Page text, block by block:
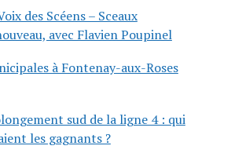
des Scéens – Sceaux
avec Flavien Poupinel
à Fontenay-aux-Roses
sud de la ligne 4 : qui
les gagnants ?